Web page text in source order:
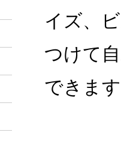
イズ、
つけて
できま